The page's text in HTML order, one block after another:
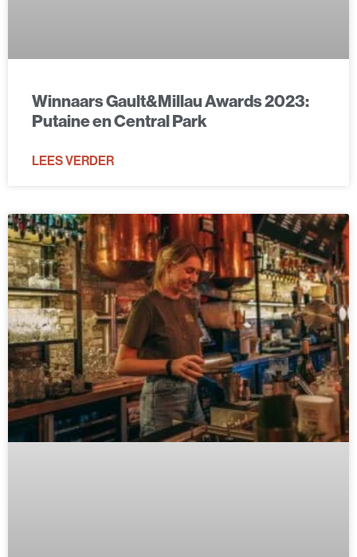
Winnaars Gault&Millau Awards 2023:
Putaine en Central Park
LEES VERDER